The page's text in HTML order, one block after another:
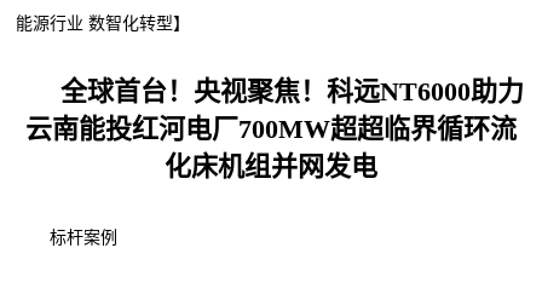
能源行业 数智化转型】
全球首台！央视聚焦！科远NT6000助力
云南能投红河电厂700MW超超临界循环流
化床机组并网发电
标杆案例